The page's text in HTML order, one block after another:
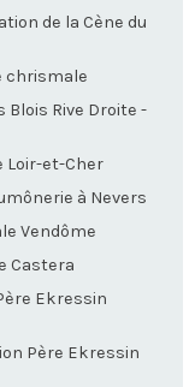
de la Cène du
chrismale
Rive Droite -
Loir-et-Cher
à Nevers
Vendôme
Castera
Ekressin
Père Ekressin